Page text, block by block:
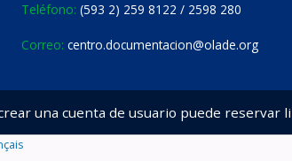
Teléfono: (593 2) 259 8122 / 2598 280
Correo: centro.documentacion@olade.org
una cuenta de usuario puede reservar